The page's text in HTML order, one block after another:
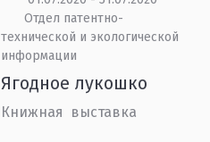
Отдел патентно-
технической и экологической
информации
Ягодное лукошко
Книжная выставка